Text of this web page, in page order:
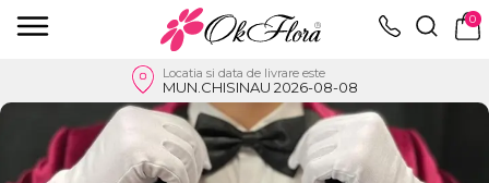
0
Locatia si data de livrare este
MUN.CHISINAU 2026-08-08